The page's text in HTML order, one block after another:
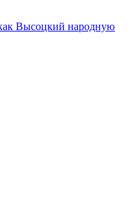
Высоцкий народную